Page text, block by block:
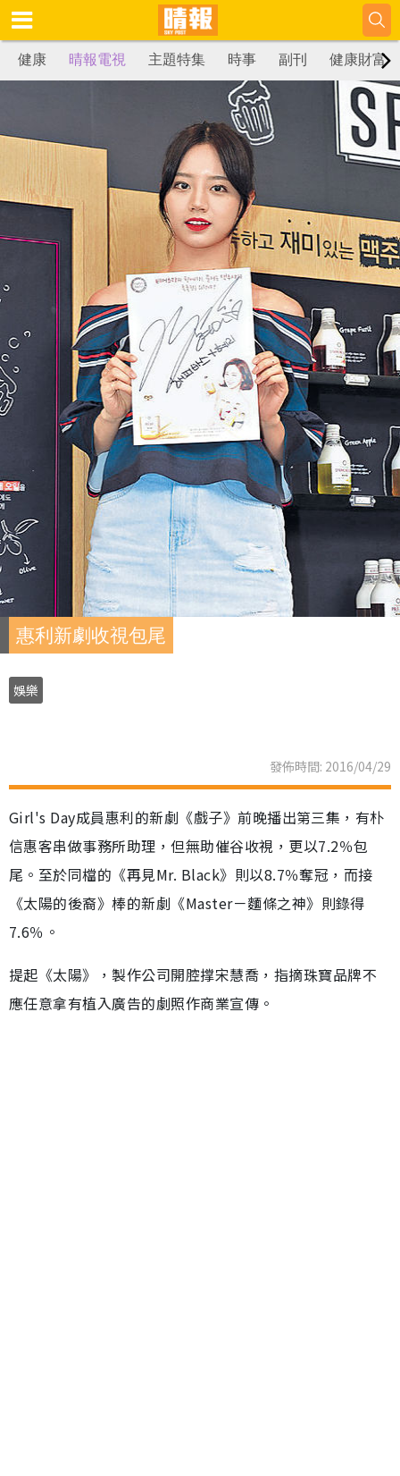
健康 晴報電視 主題特集 時事 副刊 健康財富
惠利新劇收視包尾
娛樂
發佈時間: 2016/04/29
Girl's Day成員惠利的新劇《戲子》前晚播出第三集，有朴
信惠客串做事務所助理，但無助催谷收視，更以7.2％包
尾。至於同檔的《再見Mr. Black》則以8.7％奪冠，而接
《太陽的後裔》棒的新劇《Master－麵條之神》則錄得
7.6％。
提起《太陽》，製作公司開腔撑宋慧喬，指摘珠寶品牌不
應任意拿有植入廣告的劇照作商業宣傳。